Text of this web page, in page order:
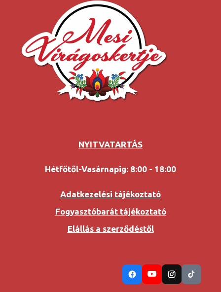
NYITVATARTÁS
Hétfőtől-Vasárnapig: 8:00 - 18:00
Adatkezelési tájékoztató
Fogyasztóbarát tájékoztató
Elállás a szerződéstől